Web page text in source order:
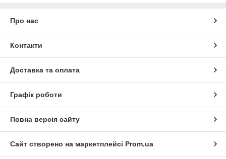
Про нас
Контакти
Доставка та оплата
Графік роботи
Повна версія сайту
Сайт створено на маркетплейсі Prom.ua